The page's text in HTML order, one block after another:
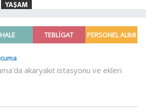
YAŞAM
Doğal Yaşam Parkı'na ulaştırıldı
11:07 'Ay Grubu' suç örgütüne 12